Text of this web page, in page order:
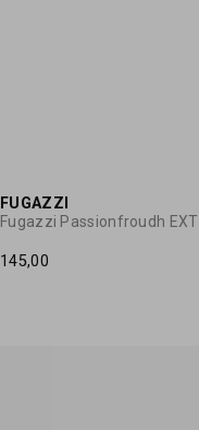
FUGAZZI
Fugazzi Passionfroudh
145,00